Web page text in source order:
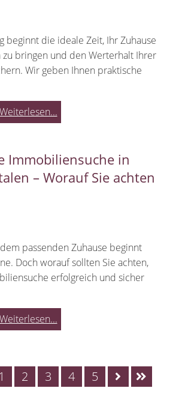
beginnt die ideale Zeit, Ihr Zuhause
bringen und den Werterhalt Ihrer
Wir geben Ihnen praktische
Weiterlesen...
Immobiliensuche in
– Worauf Sie achten
passenden Zuhause beginnt
Doch worauf sollten Sie achten,
erfolgreich und sicher
Weiterlesen...
1 2 3 4 5